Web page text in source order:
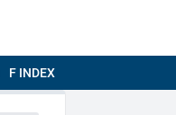
F INDEX